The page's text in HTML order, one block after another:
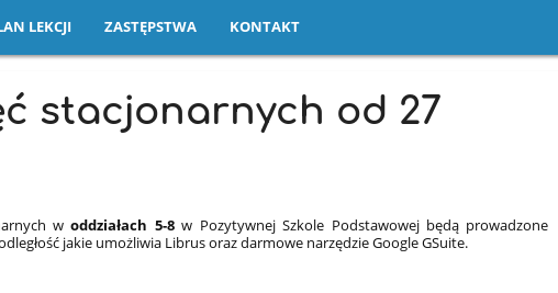
LEKCJI ZASTĘPSTWA KONTAKT
stacjonarnych od 27
woddziałach 5-8w Pozytywnej Szkole Podstawowej będą prowadzone
jakie umożliwia Librus oraz darmowe narzędzie Google GSuite.